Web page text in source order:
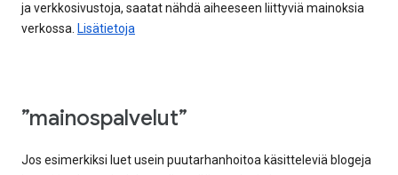
ja verkkosivustoja, saatat nähdä aiheeseen liittyviä mainoksia
verkossa. Lisätietoja
”mainospalvelut”
Jos esimerkiksi luet usein puutarhanhoitoa käsitteleviä blogeja